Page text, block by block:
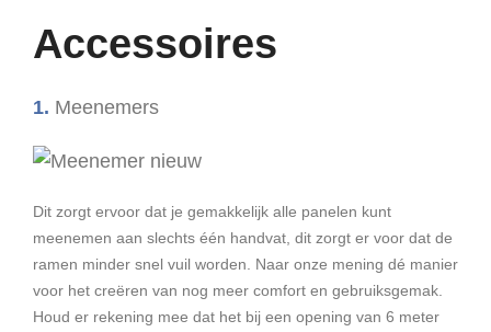
Accessoires
1. Meenemers
Dit zorgt ervoor dat je gemakkelijk alle panelen kunt
meenemen aan slechts één handvat, dit zorgt er voor dat de
ramen minder snel vuil worden. Naar onze mening dé manier
voor het creëren van nog meer comfort en gebruiksgemak.
Houd er rekening mee dat het bij een opening van 6 meter